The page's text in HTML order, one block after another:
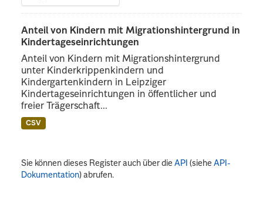
Anteil von Kindern mit Migrationshintergrund in
Kindertageseinrichtungen
Anteil von Kindern mit Migrationshintergrund
unter Kinderkrippenkindern und
Kindergartenkindern in Leipziger
Kindertageseinrichtungen in öffentlicher und
freier Trägerschaft...
CSV
Sie können dieses Register auch über dieAPI (sieheAPI-
Dokumentation) abrufen.